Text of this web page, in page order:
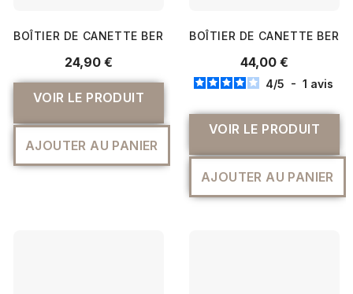
BOÎTIER DE CANETTE BERNETTE B70/B79 BRODERIE
24,90 €
VOIR LE PRODUIT
AJOUTER AU PANIER
BOÎTIER DE CANETTE
44,00 €
4/5 - 1 avis
VOIR LE PRODUIT
AJOUTER AU PANIER